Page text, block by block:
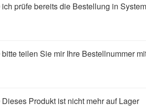
ich prüfe bereits die Bestellung in System
bitte teilen Sie mir Ihre Bestellnummer
Dieses Produkt ist nicht mehr auf Lager